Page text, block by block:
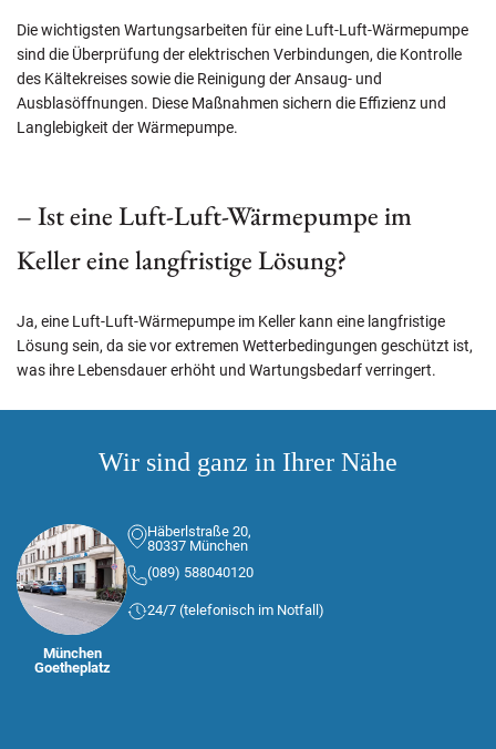
Die wichtigsten Wartungsarbeiten für eine Luft-Luft-Wärmepumpe
sind die Überprüfung der elektrischen Verbindungen, die Kontrolle
des Kältekreises sowie die Reinigung der Ansaug- und
Ausblasöffnungen. Diese Maßnahmen sichern die Effizienz und
Langlebigkeit der Wärmepumpe.
– Ist eine Luft-Luft-Wärmepumpe im
Keller eine langfristige Lösung?
Ja, eine Luft-Luft-Wärmepumpe im Keller kann eine langfristige
Lösung sein, da sie vor extremen Wetterbedingungen geschützt ist,
was ihre Lebensdauer erhöht und Wartungsbedarf verringert.
Wir sind ganz in Ihrer Nähe
München
Goetheplatz
Häberlstraße 20,
80337 München
(089) 588040120
24/7 (telefonisch im Notfall)